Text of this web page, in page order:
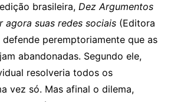
brasileira, Dez Argumentos
agora suas redes sociais(Editora
defende peremptoriamente que as
abandonadas. Segundo ele,
resolveria todos os
vez só. Mas afinal o dilema,